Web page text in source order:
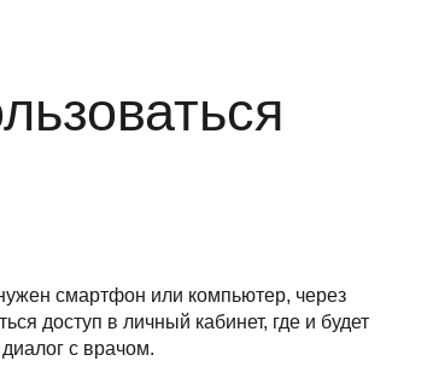
смартфон или компьютер, через
доступ в личный кабинет, где и будет
с врачом.